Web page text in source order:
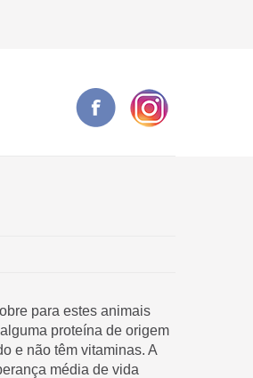
para estes animais
proteína de origem
e não têm vitaminas. A
média de vida